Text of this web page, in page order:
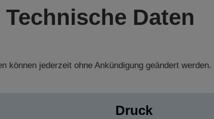
Technische Daten
können jederzeit ohne Ankündigung geändert werden.
Druck